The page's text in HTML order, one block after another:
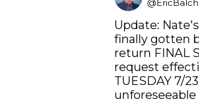
@
Update:
finally gotten
return FINAL
request
TUESDAY 7/